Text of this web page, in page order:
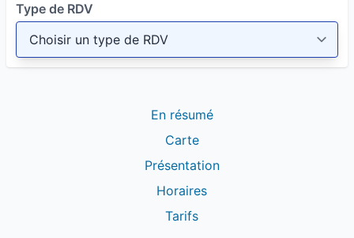
Type de RDV
En résumé
Carte
Présentation
Horaires
Tarifs